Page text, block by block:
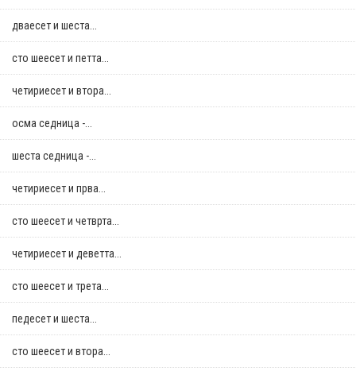
дваесет и шеста...
сто шеесет и петта...
четириесет и втора...
осма седница -...
шеста седница -...
четириесет и прва...
сто шеесет и четврта...
четириесет и деветта...
сто шеесет и трета...
педесет и шеста...
сто шеесет и втора...